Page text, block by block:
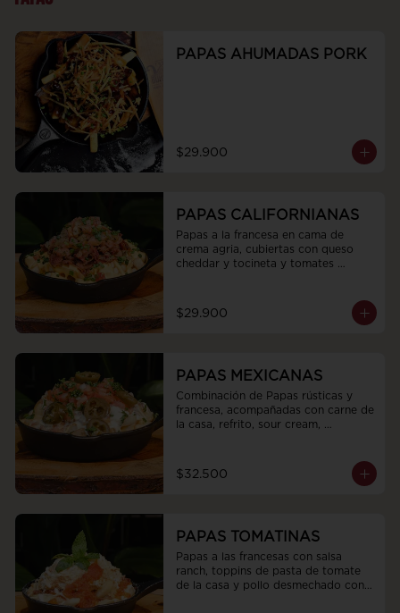
PAPAS AHUMADAS PORK
$29.900
PAPAS CALIFORNIANAS
Papas a la francesa en cama de
crema agria, cubiertas con queso
cheddar y tocineta y tomates
$29.900
PAPAS MEXICANAS
Combinación de Papas rústicas y
francesa, acompañadas con carne de
la casa, refrito, sour cream,
$32.500
PAPAS TOMATINAS
Papas a las francesas con salsa
ranch, toppins de pasta de tomate
de la casa y pollo desmechado con